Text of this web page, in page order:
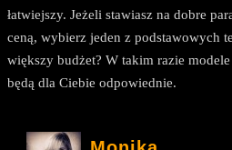
łatwiejszy. Jeżeli stawiasz na dobre
ceną, wybierz jeden z podstawowych
większy budżet? W takim razie
będą dla Ciebie odpowiednie.